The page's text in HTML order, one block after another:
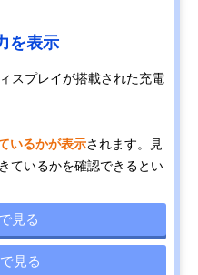
を表示
スプレイが搭載された充電
いるかが表示されます。見
ているかを確認できるとい
見る
見る